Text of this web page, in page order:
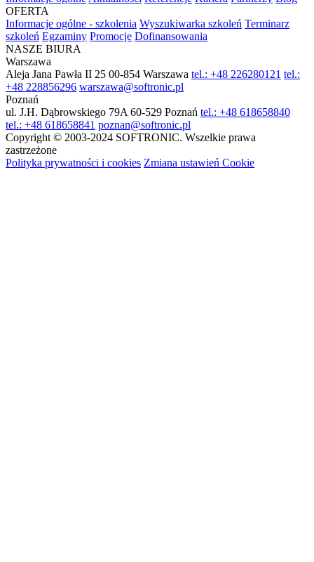
OFERTA
Informacje ogólne - szkolenia Wyszukiwarka szkoleń Terminarz
szkoleń Egzaminy Promocje Dofinansowania
NASZE BIURA
Warszawa
Aleja Jana Pawła II 25 00-854 Warszawa tel.: +48 226280121 tel.:
+48 228856296 warszawa@softronic.pl
Poznań
ul. J.H. Dąbrowskiego 79A 60-529 Poznań tel.: +48 618658840
tel.: +48 618658841 poznan@softronic.pl
Copyright © 2003-2024 SOFTRONIC. Wszelkie prawa
zastrzeżone
Polityka prywatności i cookies Zmiana ustawień Cookie